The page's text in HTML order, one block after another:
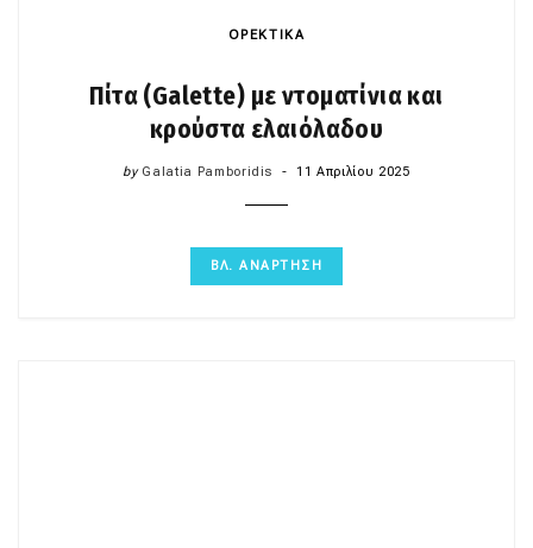
ΟΡΕΚΤΙΚΑ
Πίτα (Galette) με ντοματίνια και
κρούστα ελαιόλαδου
by Galatia Pamboridis 11 Απριλίου 2025
ΒΛ. ΑΝΑΡΤΗΣΗ